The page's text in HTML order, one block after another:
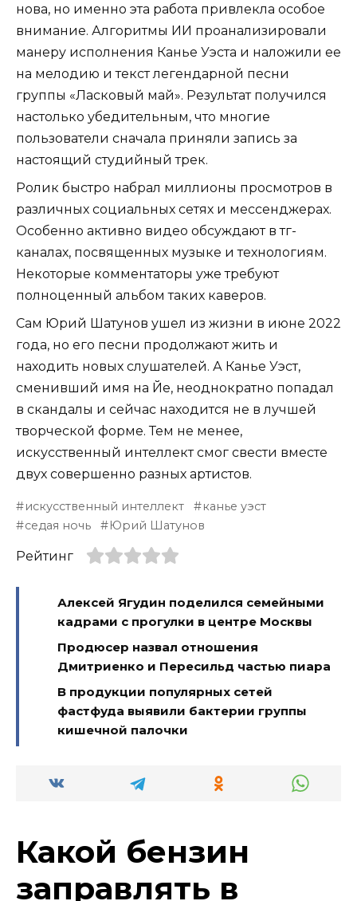
нова, но именно эта работа привлекла особое
внимание. Алгоритмы ИИ проанализировали
манеру исполнения Канье Уэста и наложили ее
на мелодию и текст легендарной песни
группы «Ласковый май». Результат получился
настолько убедительным, что многие
пользователи сначала приняли запись за
настоящий студийный трек.
Ролик быстро набрал миллионы просмотров в
различных социальных сетях и мессенджерах.
Особенно активно видео обсуждают в тг-
каналах, посвященных музыке и технологиям.
Некоторые комментаторы уже требуют
полноценный альбом таких каверов.
Сам Юрий Шатунов ушел из жизни в июне 2022
года, но его песни продолжают жить и
находить новых слушателей. А Канье Уэст,
сменивший имя на Йе, неоднократно попадал
в скандалы и сейчас находится не в лучшей
творческой форме. Тем не менее,
искусственный интеллект смог свести вместе
двух совершенно разных артистов.
искусственный интеллект
канье уэст
седая ночь
Юрий Шатунов
Рейтинг
Алексей Ягудин поделился семейными
кадрами с прогулки в центре Москвы
Продюсер назвал отношения
Дмитриенко и Пересильд частью пиара
В продукции популярных сетей
фастфуда выявили бактерии группы
кишечной палочки
Какой бензин
заправлять в